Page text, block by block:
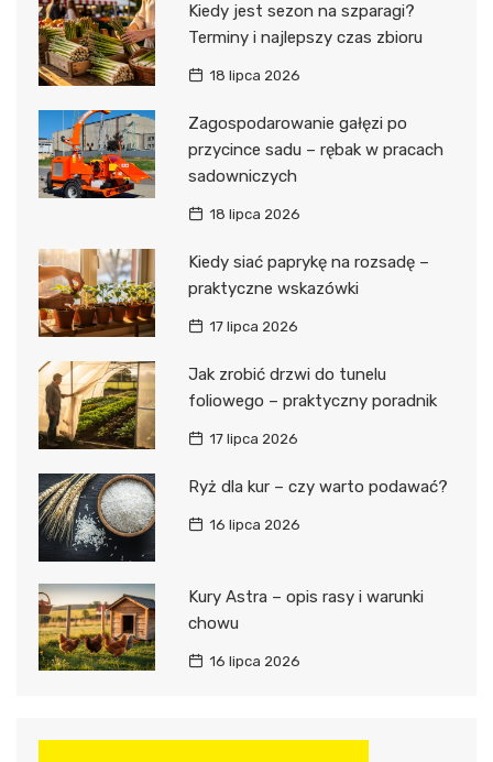
Kiedy jest sezon na szparagi?
Terminy i najlepszy czas zbioru
18 lipca 2026
Zagospodarowanie gałęzi po
przycince sadu – rębak w pracach
sadowniczych
18 lipca 2026
Kiedy siać paprykę na rozsadę –
praktyczne wskazówki
17 lipca 2026
Jak zrobić drzwi do tunelu
foliowego – praktyczny poradnik
17 lipca 2026
Ryż dla kur – czy warto podawać?
16 lipca 2026
Kury Astra – opis rasy i warunki
chowu
16 lipca 2026